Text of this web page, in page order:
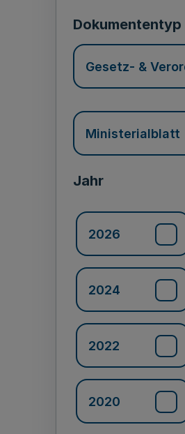
Dokumententyp
Gesetz- &
Ministerialblatt
Jahr
2026
2024
2022
2020